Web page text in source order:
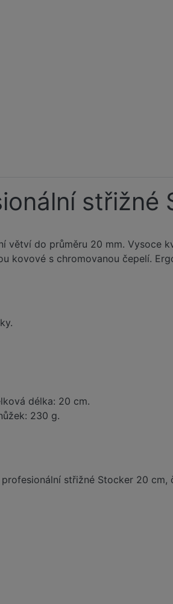
střižné
větví do průměru 20 mm. Vysoce
kovové s chromovanou čepelí.
délka: 20 cm.
230 g.
profesionální střižné Stocker 20 cm,